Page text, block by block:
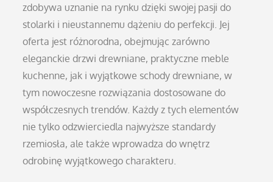
zdobywa uznanie na rynku dzięki swojej pasji do
stolarki i nieustannemu dążeniu do perfekcji. Jej
oferta jest różnorodna, obejmując zarówno
eleganckie drzwi drewniane, praktyczne meble
kuchenne, jak i wyjątkowe schody drewniane, w
tym nowoczesne rozwiązania dostosowane do
współczesnych trendów. Każdy z tych elementów
nie tylko odzwierciedla najwyższe standardy
rzemiosła, ale także wprowadza do wnętrz
odrobinę wyjątkowego charakteru.